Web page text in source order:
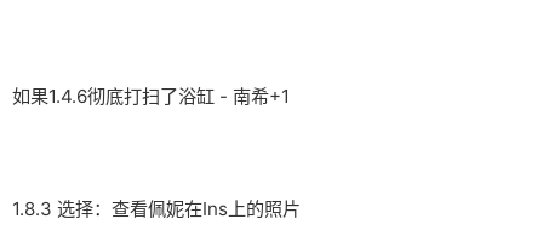
如果1.4.6彻底打扫了浴缸 - 南希+1
1.8.3 选择：查看佩妮在Ins上的照片